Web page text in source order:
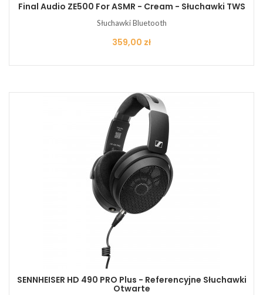
Final Audio ZE500 For ASMR - Cream - Słuchawki TWS
Słuchawki Bluetooth
Cena
359,00 zł
SENNHEISER HD 490 PRO Plus - Referencyjne Słuchawki
Otwarte